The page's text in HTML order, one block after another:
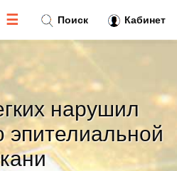
нарушил
эпителиальной
Поиск Кабинет
☰